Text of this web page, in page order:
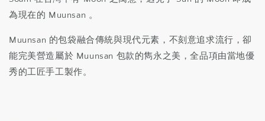
為現在的 Muunsan 。
Muunsan 的包袋融合傳統與現代元素，不刻意追求流行，卻
能完美營造屬於 Muunsan 包款的雋永之美，全品項由當地優
秀的工匠手工製作。